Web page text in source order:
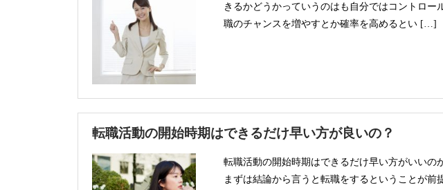
きるかどうかっていうのはも自分ではコントロ
職のチャンスを増やすとか確率を高めるとい […]
転職活動の開始時期はできるだけ早い方が良いの？
転職活動の開始時期はできるだけ早い方がいいの
まずは結論から言うと転職をするということが前